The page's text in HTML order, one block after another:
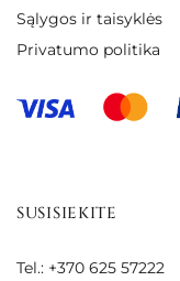
Sąlygos ir taisyklės
Privatumo politika
SUSISIEKITE
Tel.: +370 625 57222